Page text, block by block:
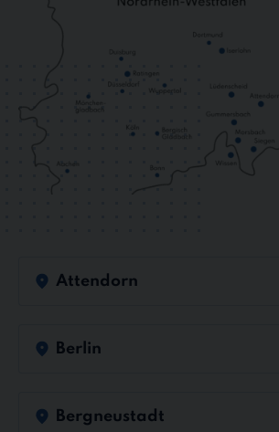
Attendorn
Berlin
Bergneustadt